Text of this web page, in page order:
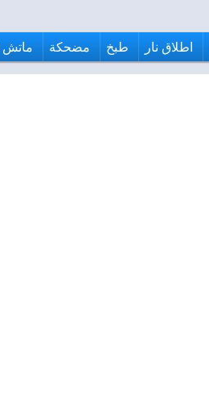
اطلاق نار طبخ مضحكة ماتش 3